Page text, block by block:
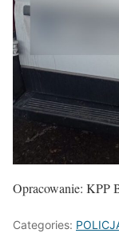
Opracowanie: KPP
Categories: